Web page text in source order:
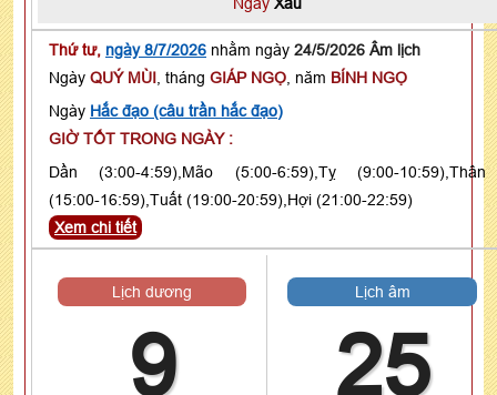
Thứ tư, ngày 8/7/2026 nhằm ngày 24/5/2026 Âm lịch
Ngày QUÝ MÙI , tháng GIÁP NGỌ , năm BÍNH NGỌ
Ngày Hắc đạo (câu trần hắc đạo)
GIỜ TỐT TRONG NGÀY :
Dần (3:00-4:59),Mão (5:00-6:59),Tỵ (9:00-10:59),Thân
(15:00-16:59),Tuất (19:00-20:59),Hợi (21:00-22:59)
Xem chi tiết
Lịch dương
9
Lịch âm
25